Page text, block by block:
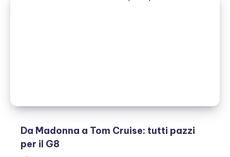
Da Madonna a Tom Cruise: tutti pazzi
per il G8